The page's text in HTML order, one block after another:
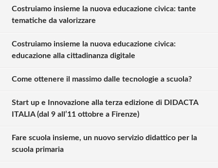
Costruiamo insieme la nuova educazione civica: tante
tematiche da valorizzare
Costruiamo insieme la nuova educazione civica:
educazione alla cittadinanza digitale
Come ottenere il massimo dalle tecnologie a scuola?
Start up e Innovazione alla terza edizione di DIDACTA
ITALIA (dal 9 all’11 ottobre a Firenze)
Fare scuola insieme, un nuovo servizio didattico per la
scuola primaria